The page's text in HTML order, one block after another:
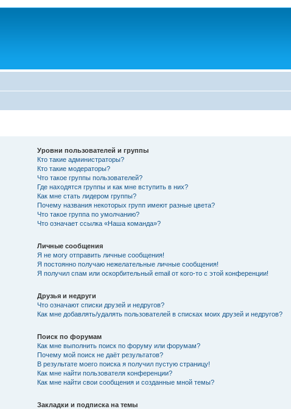
Уровни пользователей и группы
Кто такие администраторы?
Кто такие модераторы?
Что такое группы пользователей?
Где находятся группы и как мне вступить в них?
Как мне стать лидером группы?
Почему названия некоторых групп имеют разные цвета?
Что такое группа по умолчанию?
Что означает ссылка «Наша команда»?
Личные сообщения
Я не могу отправить личные сообщения!
Я постоянно получаю нежелательные личные сообщения!
Я получил спам или оскорбительный email от кого-то с этой конференции!
Друзья и недруги
Что означают списки друзей и недругов?
Как мне добавлять/удалять пользователей в списках моих друзей и недругов?
Поиск по форумам
Как мне выполнить поиск по форуму или форумам?
Почему мой поиск не даёт результатов?
В результате моего поиска я получил пустую страницу!
Как мне найти пользователя конференции?
Как мне найти свои сообщения и созданные мной темы?
Закладки и подписка на темы